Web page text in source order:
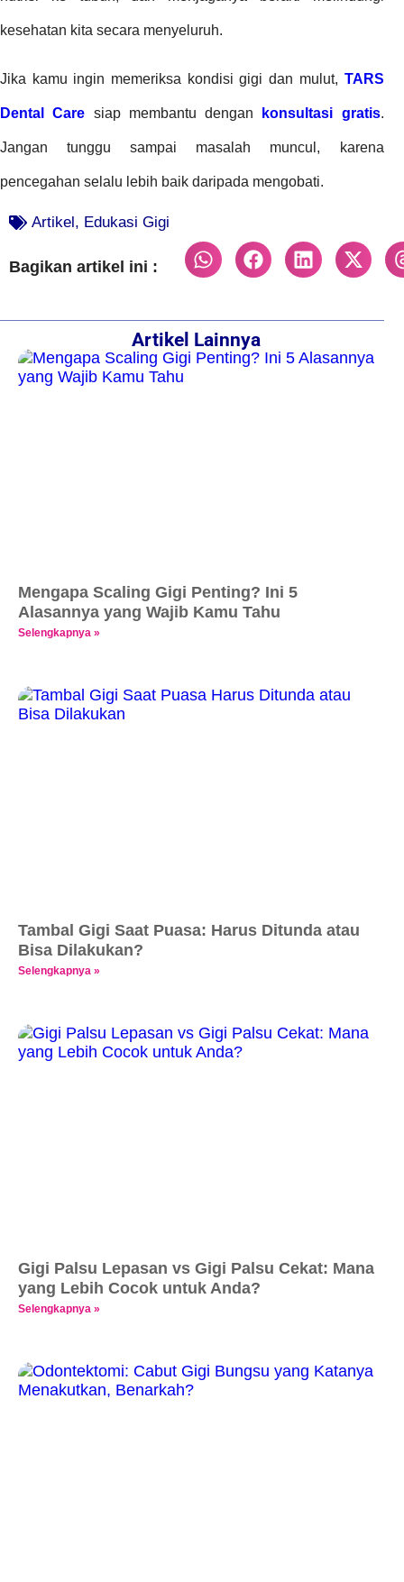
kesehatan kita secara menyeluruh.
Jika kamu ingin memeriksa kondisi gigi dan mulut, TARS
Dental Care siap membantu dengan konsultasi gratis.
Jangan tunggu sampai masalah muncul, karena
pencegahan selalu lebih baik daripada mengobati.
Artikel, Edukasi Gigi
Bagikan artikel ini :
Artikel Lainnya
Mengapa Scaling Gigi Penting? Ini 5
Alasannya yang Wajib Kamu Tahu
Selengkapnya »
Tambal Gigi Saat Puasa: Harus Ditunda atau
Bisa Dilakukan?
Selengkapnya »
Gigi Palsu Lepasan vs Gigi Palsu Cekat: Mana
yang Lebih Cocok untuk Anda?
Selengkapnya »